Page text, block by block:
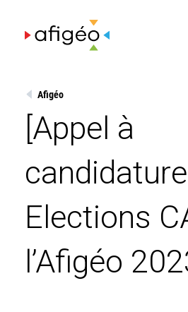
content
Afigéo
[Appel à
Elections
l’Afigéo